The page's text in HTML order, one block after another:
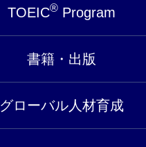
TOEIC® Program
書籍・出版
グローバル人材育成